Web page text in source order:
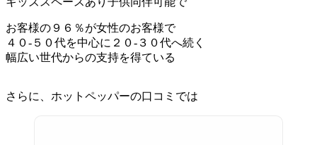
お客様の９６％が女性のお客様で
４０-５０代を中心に２０-３０代へ続く
幅広い世代からの支持を得ている
さらに、ホットペッパーの口コミでは